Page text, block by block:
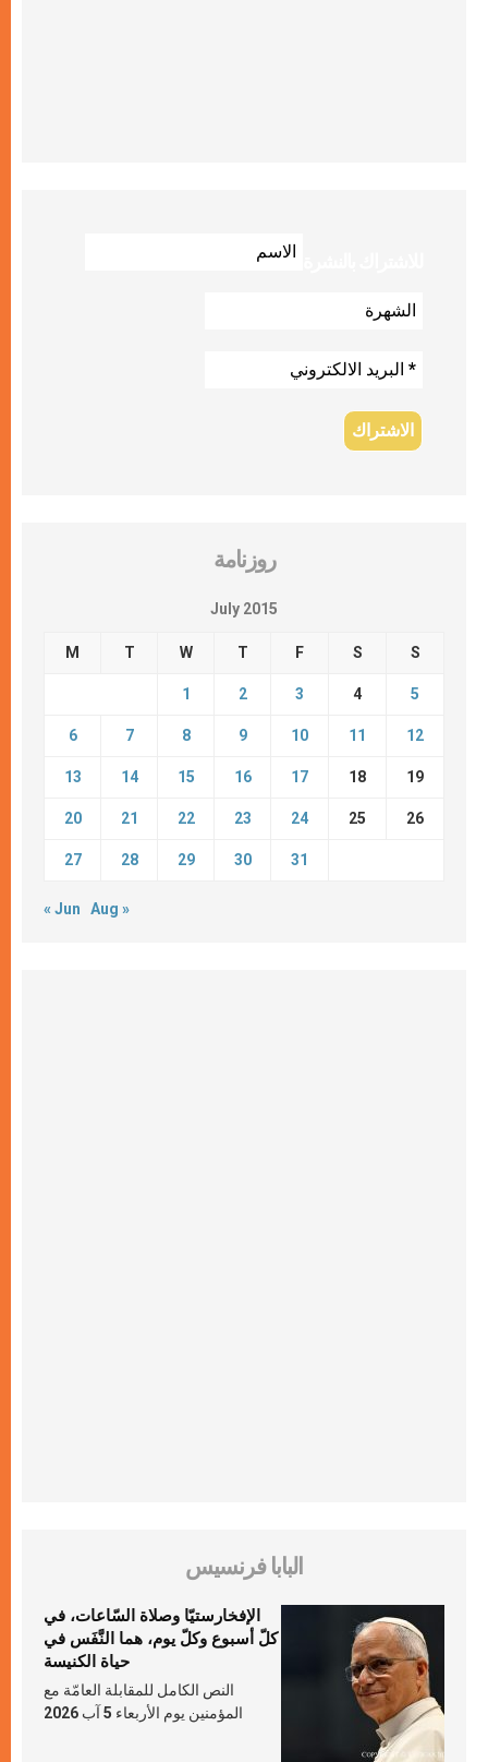
روزنامة
July 2015
M T W T F S S
1 2 3 4 5
6 7 8 9 10 11 12
13 14 15 16 17 18 19
20 21 22 23 24 25 26
27 28 29 30 31
« Jun Aug »
البابا فرنسيس
الإفخارستيّا وصلاة السّاعات، في
كلّ أسبوع وكلّ يوم، هما النَّفَس في
حياة الكنيسة
النص الكامل للمقابلة العامّة مع
المؤمنين يوم الأربعاء 5 آب 2026